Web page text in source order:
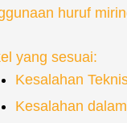
huruf
yang sesuai:
Kesalahan
Kesalahan